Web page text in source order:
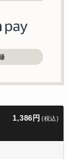
1,386円 (税込)